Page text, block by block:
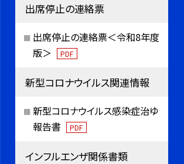
出席停止の連絡票
出席停止の連絡票＜令和8年度
版＞
PDF
新型コロナウイルス関連情報
新型コロナウイルス感染症治ゆ
報告書
PDF
インフルエンザ関係書類